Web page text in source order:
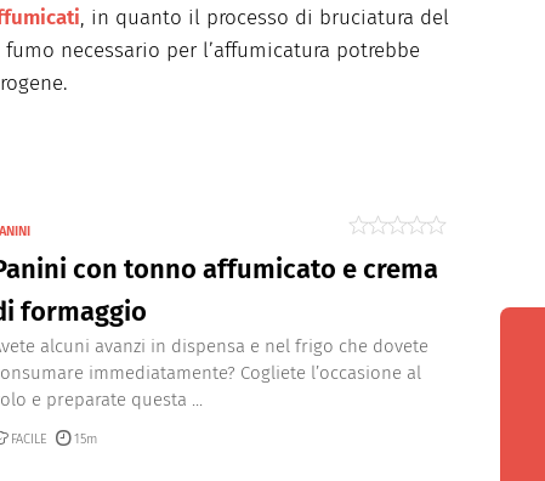
, in quanto il processo di bruciatura del
necessario per l’affumicatura potrebbe
con tonno affumicato e crema
formaggio
alcuni avanzi in dispensa e nel frigo che dovete
immediatamente? Cogliete l’occasione al
e preparate questa ...
FACILE 15m